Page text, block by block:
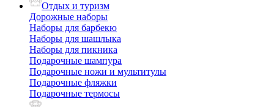
Отдых и туризм
Дорожные наборы
Наборы для барбекю
Наборы для шашлыка
Наборы для пикника
Подарочные шампура
Подарочные ножи и мультитулы
Подарочные фляжки
Подарочные термосы